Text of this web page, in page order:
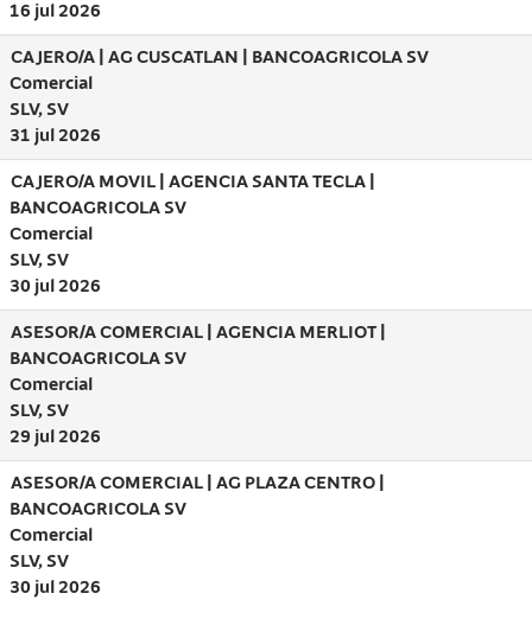
16 jul 2026
CAJERO/A | AG CUSCATLAN | BANCOAGRICOLA SV
Comercial
SLV, SV
31 jul 2026
CAJERO/A MOVIL | AGENCIA SANTA TECLA |
BANCOAGRICOLA SV
Comercial
SLV, SV
30 jul 2026
ASESOR/A COMERCIAL | AGENCIA MERLIOT |
BANCOAGRICOLA SV
Comercial
SLV, SV
29 jul 2026
ASESOR/A COMERCIAL | AG PLAZA CENTRO |
BANCOAGRICOLA SV
Comercial
SLV, SV
30 jul 2026